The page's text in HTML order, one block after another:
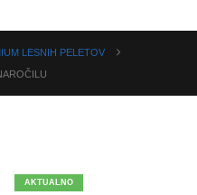
LESNIH PELETOV
AKTUALNO